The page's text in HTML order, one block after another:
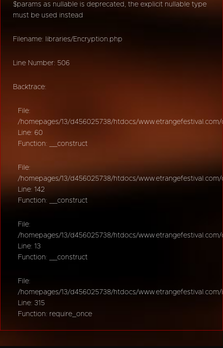
$params as nullable is deprecated, the explicit nullable type
must be used instead
Filename: libraries/Encryption.php
Line Number: 506
Backtrace:
File:
/homepages/13/d456025738/htdocs/
Line: 60
Function: __construct
File:
/homepages/13/d456025738/htdocs/
Line: 142
Function: __construct
File:
/homepages/13/d456025738/htdocs/
Line: 13
Function: __construct
File:
/homepages/13/d456025738/htdocs/
Line: 315
Function: require_once